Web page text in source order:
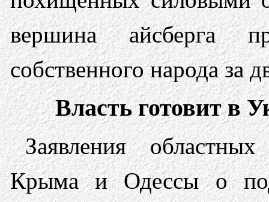
вершина айсберга
собственного народа за
Власть готовит в
Заявления
Крыма и Одессы о